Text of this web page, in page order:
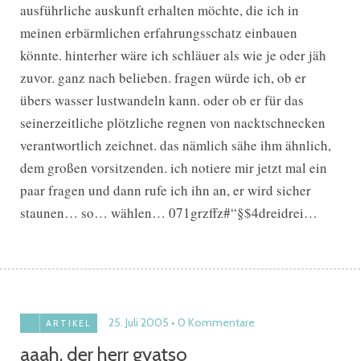
ausführliche auskunft erhalten möchte, die ich in
meinen erbärmlichen erfahrungsschatz einbauen
könnte. hinterher wäre ich schläuer als wie je oder jäh
zuvor. ganz nach belieben. fragen würde ich, ob er
übers wasser lustwandeln kann. oder ob er für das
seinerzeitliche plötzliche regnen von nacktschnecken
verantwortlich zeichnet. das nämlich sähe ihm ähnlich,
dem großen vorsitzenden. ich notiere mir jetzt mal ein
paar fragen und dann rufe ich ihn an, er wird sicher
staunen… so… wählen… 071grzffz#“§$4dreidrei…
ARTIKEL 25. Juli 2005 0 Kommentare
aaah, der herr gyatso